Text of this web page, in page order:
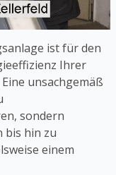
ist für den
Ihrer
unsachgemäß
sondern
bis hin zu
einem